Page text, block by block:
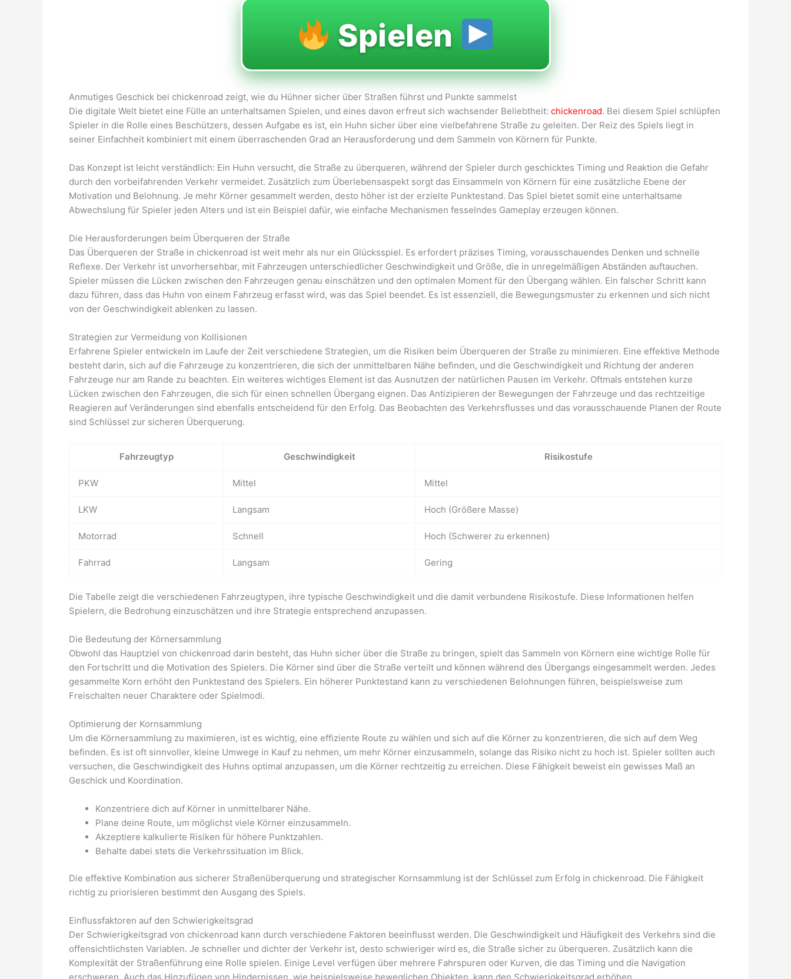
Spielen
Anmutiges Geschick bei chickenroad zeigt, wie du Hühner sicher über Straßen führst und Punkte sammelst
Die digitale Welt bietet eine Fülle an unterhaltsamen Spielen, und eines davon erfreut sich wachsender Beliebtheit: chickenroad. Bei diesem Spiel schlüpfen
Spieler in die Rolle eines Beschützers, dessen Aufgabe es ist, ein Huhn sicher über eine vielbefahrene Straße zu geleiten. Der Reiz des Spiels liegt in
seiner Einfachheit kombiniert mit einem überraschenden Grad an Herausforderung und dem Sammeln von Körnern für Punkte.
Das Konzept ist leicht verständlich: Ein Huhn versucht, die Straße zu überqueren, während der Spieler durch geschicktes Timing und Reaktion die Gefahr
durch den vorbeifahrenden Verkehr vermeidet. Zusätzlich zum Überlebensaspekt sorgt das Einsammeln von Körnern für eine zusätzliche Ebene der
Motivation und Belohnung. Je mehr Körner gesammelt werden, desto höher ist der erzielte Punktestand. Das Spiel bietet somit eine unterhaltsame
Abwechslung für Spieler jeden Alters und ist ein Beispiel dafür, wie einfache Mechanismen fesselndes Gameplay erzeugen können.
Die Herausforderungen beim Überqueren der Straße
Das Überqueren der Straße in chickenroad ist weit mehr als nur ein Glücksspiel. Es erfordert präzises Timing, vorausschauendes Denken und schnelle
Reflexe. Der Verkehr ist unvorhersehbar, mit Fahrzeugen unterschiedlicher Geschwindigkeit und Größe, die in unregelmäßigen Abständen auftauchen.
Spieler müssen die Lücken zwischen den Fahrzeugen genau einschätzen und den optimalen Moment für den Übergang wählen. Ein falscher Schritt kann
dazu führen, dass das Huhn von einem Fahrzeug erfasst wird, was das Spiel beendet. Es ist essenziell, die Bewegungsmuster zu erkennen und sich nicht
von der Geschwindigkeit ablenken zu lassen.
Strategien zur Vermeidung von Kollisionen
Erfahrene Spieler entwickeln im Laufe der Zeit verschiedene Strategien, um die Risiken beim Überqueren der Straße zu minimieren. Eine effektive Methode
besteht darin, sich auf die Fahrzeuge zu konzentrieren, die sich der unmittelbaren Nähe befinden, und die Geschwindigkeit und Richtung der anderen
Fahrzeuge nur am Rande zu beachten. Ein weiteres wichtiges Element ist das Ausnutzen der natürlichen Pausen im Verkehr. Oftmals entstehen kurze
Lücken zwischen den Fahrzeugen, die sich für einen schnellen Übergang eignen. Das Antizipieren der Bewegungen der Fahrzeuge und das rechtzeitige
Reagieren auf Veränderungen sind ebenfalls entscheidend für den Erfolg. Das Beobachten des Verkehrsflusses und das vorausschauende Planen der Route
sind Schlüssel zur sicheren Überquerung.
Fahrzeugtyp Geschwindigkeit Risikostufe
PKW Mittel Mittel
LKW Langsam Hoch (Größere Masse)
Motorrad Schnell Hoch (Schwerer zu erkennen)
Fahrrad Langsam Gering
Die Tabelle zeigt die verschiedenen Fahrzeugtypen, ihre typische Geschwindigkeit und die damit verbundene Risikostufe. Diese Informationen helfen
Spielern, die Bedrohung einzuschätzen und ihre Strategie entsprechend anzupassen.
Die Bedeutung der Körnersammlung
Obwohl das Hauptziel von chickenroad darin besteht, das Huhn sicher über die Straße zu bringen, spielt das Sammeln von Körnern eine wichtige Rolle für
den Fortschritt und die Motivation des Spielers. Die Körner sind über die Straße verteilt und können während des Übergangs eingesammelt werden. Jedes
gesammelte Korn erhöht den Punktestand des Spielers. Ein höherer Punktestand kann zu verschiedenen Belohnungen führen, beispielsweise zum
Freischalten neuer Charaktere oder Spielmodi.
Optimierung der Kornsammlung
Um die Körnersammlung zu maximieren, ist es wichtig, eine effiziente Route zu wählen und sich auf die Körner zu konzentrieren, die sich auf dem Weg
befinden. Es ist oft sinnvoller, kleine Umwege in Kauf zu nehmen, um mehr Körner einzusammeln, solange das Risiko nicht zu hoch ist. Spieler sollten auch
versuchen, die Geschwindigkeit des Huhns optimal anzupassen, um die Körner rechtzeitig zu erreichen. Diese Fähigkeit beweist ein gewisses Maß an
Geschick und Koordination.
Konzentriere dich auf Körner in unmittelbarer Nähe.
Plane deine Route, um möglichst viele Körner einzusammeln.
Akzeptiere kalkulierte Risiken für höhere Punktzahlen.
Behalte dabei stets die Verkehrssituation im Blick.
Die effektive Kombination aus sicherer Straßenüberquerung und strategischer Kornsammlung ist der Schlüssel zum Erfolg in chickenroad. Die Fähigkeit
richtig zu priorisieren bestimmt den Ausgang des Spiels.
Einflussfaktoren auf den Schwierigkeitsgrad
Der Schwierigkeitsgrad von chickenroad kann durch verschiedene Faktoren beeinflusst werden. Die Geschwindigkeit und Häufigkeit des Verkehrs sind die
offensichtlichsten Variablen. Je schneller und dichter der Verkehr ist, desto schwieriger wird es, die Straße sicher zu überqueren. Zusätzlich kann die
Komplexität der Straßenführung eine Rolle spielen. Einige Level verfügen über mehrere Fahrspuren oder Kurven, die das Timing und die Navigation